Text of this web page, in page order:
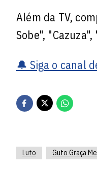
Além da TV,
Sobe",
🔔 Siga o canal
Luto Guto Graça